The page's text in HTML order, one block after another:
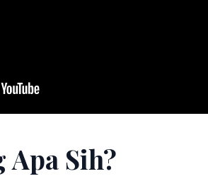
Apa Sih?